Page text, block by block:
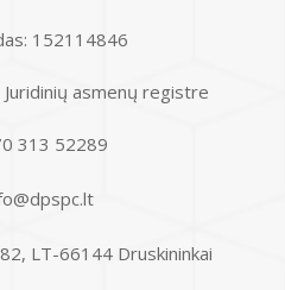
152114846
asmenų registre
313 52289
LT-66144 Druskininkai